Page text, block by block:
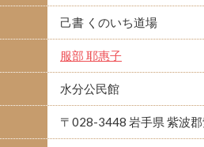
己書 くのいち道場
服部 耶惠子
水分公民館
〒028-3448 岩手県 紫波